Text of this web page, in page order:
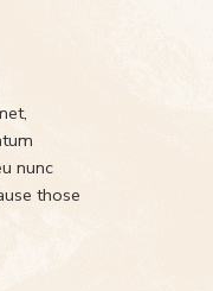
nunc
those